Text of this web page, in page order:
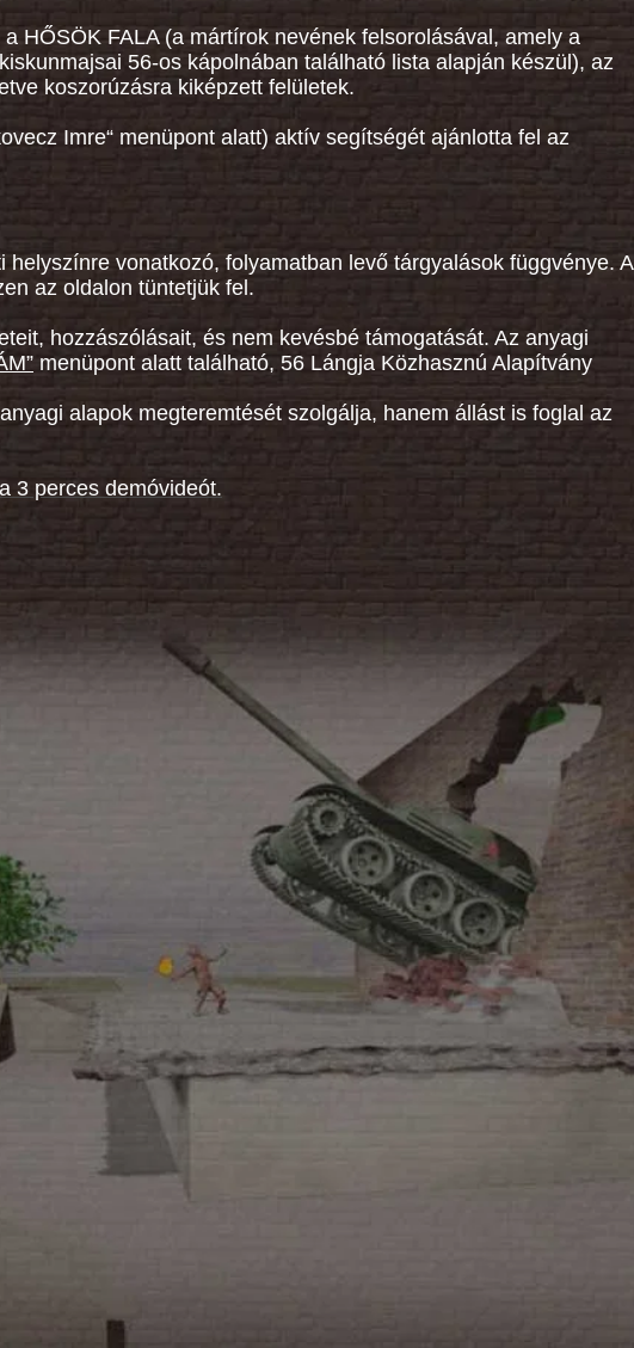
HŐSÖK FALA (a mártírok nevének felsorolásával, amely a
56-os kápolnában található lista alapján készül), az
koszorúzásra kiképzett felületek.
Imre“ menüpont alatt) aktív segítségét ajánlotta fel az
helyszínre vonatkozó, folyamatban levő tárgyalások függvénye. A
az oldalon tüntetjük fel.
hozzászólásait, és nem kevésbé támogatását. Az anyagi
menüpont alatt található, 56 Lángja Közhasznú Alapítvány
alapok megteremtését szolgálja, hanem állást is foglal az
3 perces demóvideót.